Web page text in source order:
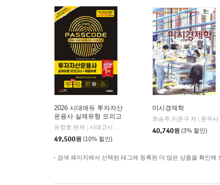
2026 시대에듀 투자자산
운용사 실제유형 모의고
사 + 특별부록 PASSCO
DE Premium Plus ver
2.0
유창호 편저
시대고시기획 시대교육
49,500원 (10% 할인)
미시경제학
최승주,이준구 저
문우사
40,740원 (3% 할인)
검색 페이지에서 선택된 태그에 등록된 더 많은 상품을 확인해